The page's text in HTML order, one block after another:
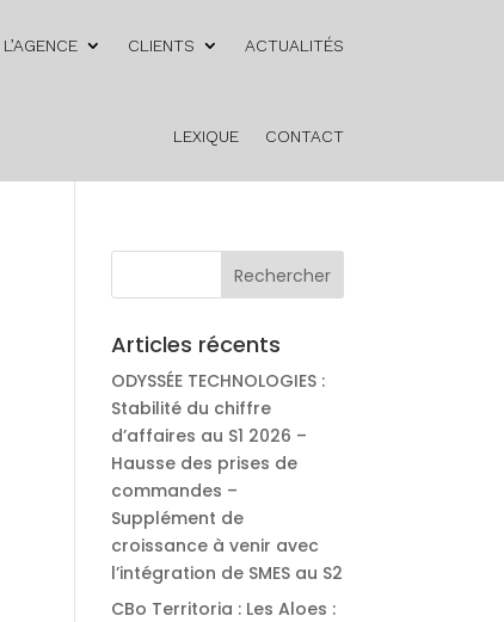
L’AGENCE CLIENTS ACTUALITÉS
LEXIQUE CONTACT
Articles récents
ODYSSÉE TECHNOLOGIES :
Stabilité du chiffre
d’affaires au S1 2026 –
Hausse des prises de
commandes –
Supplément de
croissance à venir avec
l’intégration de SMES au S2
CBo Territoria : Les Aloes :